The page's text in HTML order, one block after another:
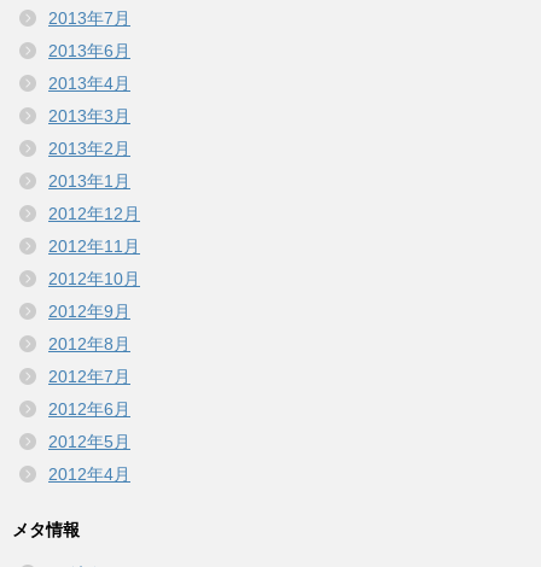
2013年7月
2013年6月
2013年4月
2013年3月
2013年2月
2013年1月
2012年12月
2012年11月
2012年10月
2012年9月
2012年8月
2012年7月
2012年6月
2012年5月
2012年4月
メタ情報